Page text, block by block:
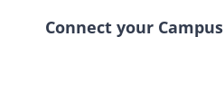
Connect your Campus